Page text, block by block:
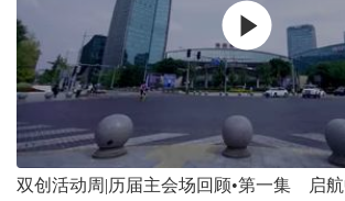
双创活动周|历届主会场回顾•第一集 启